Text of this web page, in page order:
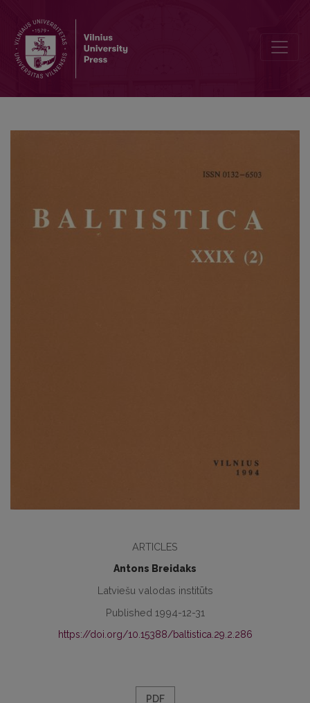
ARTICLES
Antons Breidaks
Latviešu valodas institūts
Published 1994-12-31
https://doi.org/10.15388/baltistica.29.2.286
PDF